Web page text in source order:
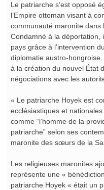
Le patriarche s’est opposé
l’Empire ottoman visant à
communauté maronite dans
Condamné à la déportation,
pays grâce à l’intervention
diplomatie austro-
à la création du nouvel État
négociations avec les
« Le patriarche Hoyek est
ecclésiastiques et
comme “l’homme de la
patriarche” selon ses
maronite des sœurs de la
Les religieuses maronites
représente une «
patriarche Hoyek « était un